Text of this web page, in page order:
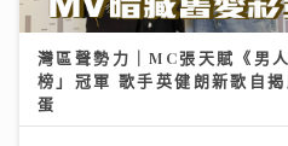
灣區聲勢力｜MC張天賦《男
榜」冠軍 歌手英健朗新歌自
蛋